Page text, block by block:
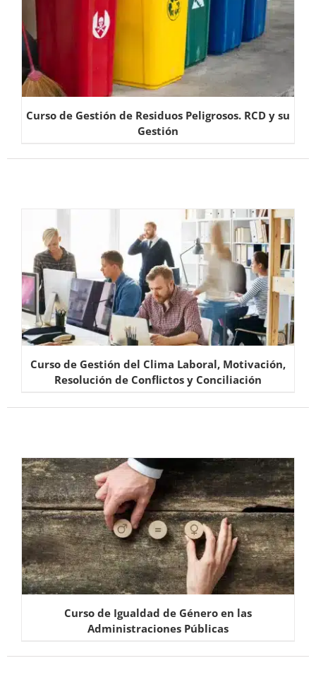
Curso de Gestión de Residuos Peligrosos. RCD y su
Gestión
Curso de Gestión del Clima Laboral, Motivación,
Resolución de Conflictos y Conciliación
Curso de Igualdad de Género en las
Administraciones Públicas